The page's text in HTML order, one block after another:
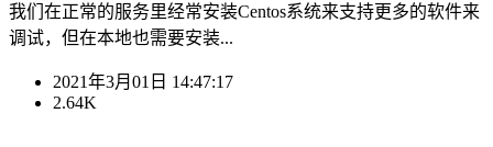
我们在正常的服务里经常安装Centos系统来支持更多的软件来
调试，但在本地也需要安装...
2021年3月01日 14:47:17
2.64K